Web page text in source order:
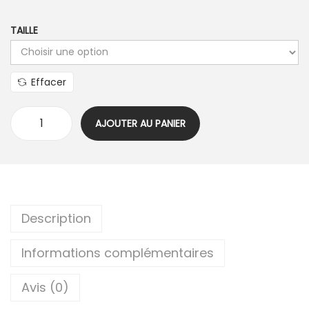
TAILLE
Effacer
AJOUTER AU PANIER
Description
Informations complémentaires
Avis (0)